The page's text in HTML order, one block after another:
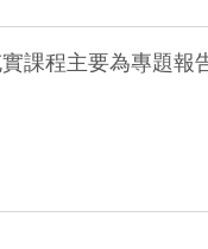
課程主要為專題報